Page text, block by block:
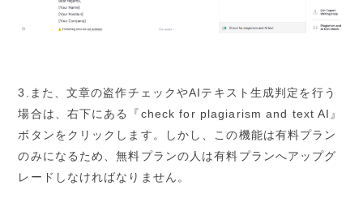
3.また、文章の盗作チェックやAIテキスト生成判定を行う
場合は、右下にある『check for plagiarism and text AI』
ボタンをクリックします。しかし、この機能は有料プラン
のみになるため、無料プランの人は有料プランへアップグ
レードしなければなりません。